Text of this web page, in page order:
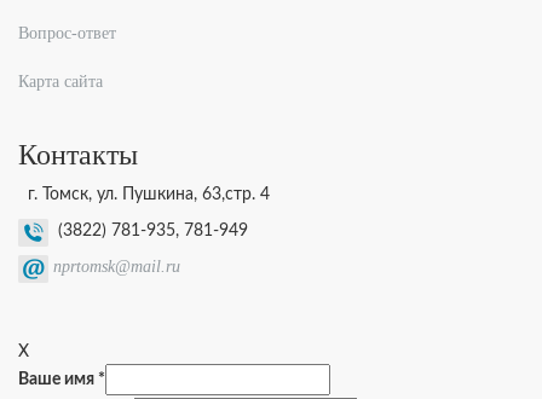
Вопрос-ответ
Карта сайта
Контакты
г. Томск, ул. Пушкина, 63,стр. 4
(3822) 781-935, 781-949
nprtomsk@mail.ru
X
Ваше имя *